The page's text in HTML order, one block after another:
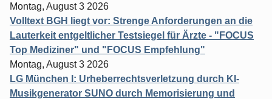
Montag, August 3 2026
Volltext BGH liegt vor: Strenge Anforderungen an die
Lauterkeit entgeltlicher Testsiegel für Ärzte - "FOCUS
Top Mediziner" und "FOCUS Empfehlung"
Montag, August 3 2026
LG München I: Urheberrechtsverletzung durch KI-
Musikgenerator SUNO durch Memorisierung und